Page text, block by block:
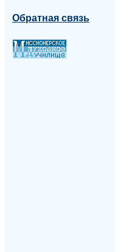
Обратная связь